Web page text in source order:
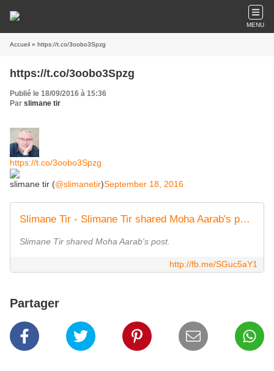
MENU
Accueil » https://t.co/3oobo3Spzg
https://t.co/3oobo3Spzg
Publié le 18/09/2016 à 15:36
Par slimane tir
https://t.co/3oobo3Spzg
slimane tir (@slimanetir)September 18, 2016
Slimane Tir - Slimane Tir shared Moha Aarab's post. | Facebook
Slimane Tir shared Moha Aarab's post.
http://fb.me/SGuc5aY1
Partager